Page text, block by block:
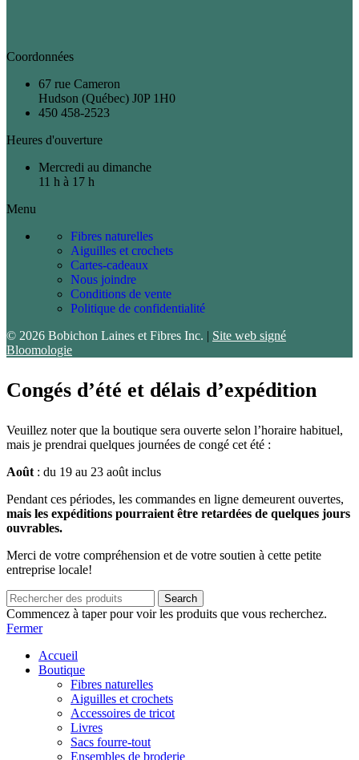
Coordonnées
67 rue Cameron
Hudson (Québec) J0P 1H0
450 458-2523
Heures d'ouverture
Mercredi au dimanche
11 h à 17 h
Menu
Fibres naturelles
Aiguilles et crochets
Cartes-cadeaux
Nous joindre
Conditions de vente
Politique de confidentialité
© 2026 Bobichon Laines et Fibres Inc. | Site web signé
Bloomologie
Congés d’été et délais d’expédition
Veuillez noter que la boutique sera ouverte selon l’horaire habituel,
mais je prendrai quelques journées de congé cet été :
Août : du 19 au 23 août inclus
Pendant ces périodes, les commandes en ligne demeurent ouvertes,
mais les expéditions pourraient être retardées de quelques jours
ouvrables.
Merci de votre compréhension et de votre soutien à cette petite
entreprise locale!
Search
Commencez à taper pour voir les produits que vous recherchez.
Fermer
Accueil
Boutique
Fibres naturelles
Aiguilles et crochets
Accessoires de tricot
Livres
Sacs fourre-tout
Ensembles de broderie